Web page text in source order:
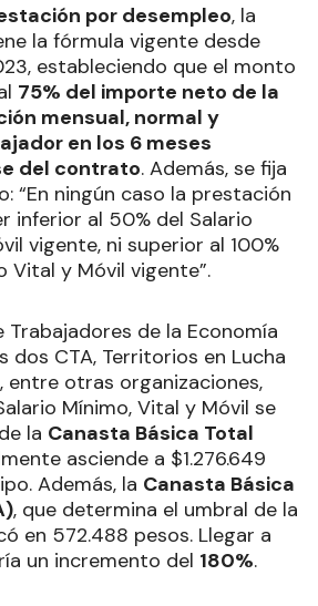
por desempleo, la
la fórmula vigente desde
estableciendo que el monto
75% del importe neto de la
mensual, normal y
en los 6 meses
del contrato. Además, se fija
“En ningún caso la prestación
inferior al 50% del Salario
vigente, ni superior al 100%
Vital y Móvil vigente”.
Trabajadores de la Economía
dos CTA, Territorios en Lucha
entre otras organizaciones,
Mínimo, Vital y Móvil se
la Canasta Básica Total
asciende a $1.276.649
Además, la Canasta Básica
, que determina el umbral de la
en 572.488 pesos. Llegar a
un incremento del 180%.